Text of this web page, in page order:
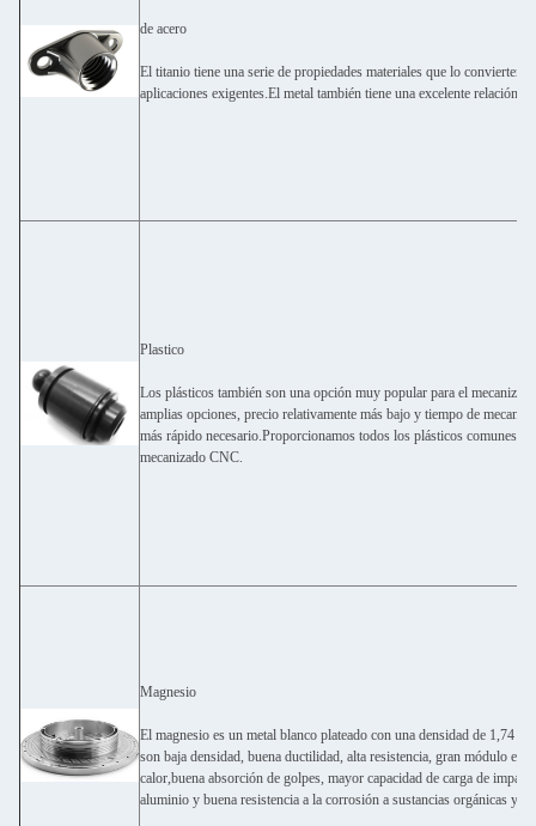
de acero
El titanio tiene una serie de propiedades materiales que lo convierten
aplicaciones exigentes.El metal también tiene una excelente relación
Plastico
Los plásticos también son una opción muy popular para el
amplias opciones, precio relativamente más bajo y tiempo de
más rápido necesario.Proporcionamos todos los plásticos comunes
mecanizado CNC.
Magnesio
El magnesio es un metal blanco plateado con una densidad de 1,74 g/
son baja densidad, buena ductilidad, alta resistencia, gran módulo
calor,buena absorción de golpes, mayor capacidad de carga de
aluminio y buena resistencia a la corrosión a sustancias orgánicas y